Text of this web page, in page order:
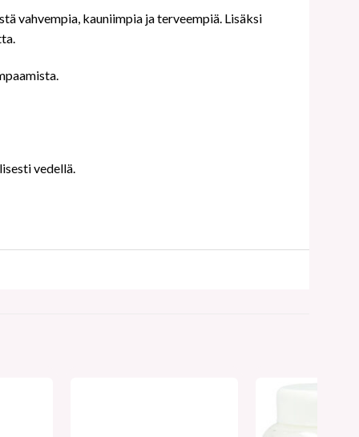
vahvempia, kauniimpia ja terveempiä. Lisäksi
vedellä.